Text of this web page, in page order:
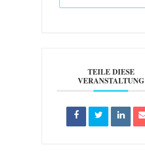
TEILE DIESE
VERANSTALTUNG